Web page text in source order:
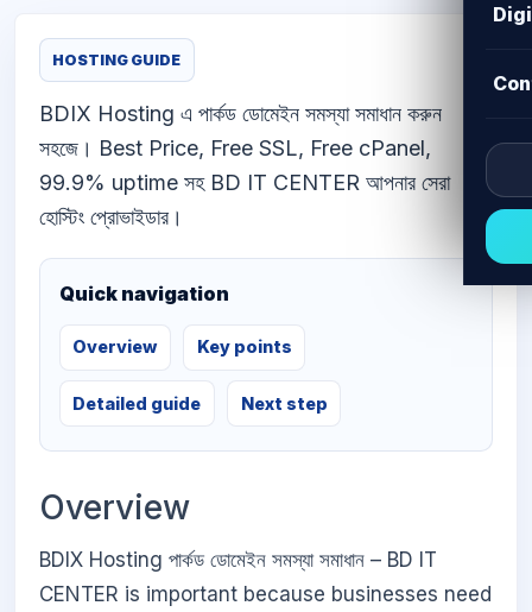
HOSTING GUIDE
BDIX Hosting এ পার্কড ডোমেইন সমস্যা সমাধান করুন
সহজে। Best Price, Free SSL, Free cPanel,
99.9% uptime সহ BD IT CENTER আপনার সেরা
হোস্টিং প্রোভাইডার।
Quick navigation
Overview Key points
Detailed guide Next step
Overview
BDIX Hosting পার্কড ডোমেইন সমস্যা সমাধান – BD IT
CENTER is important because businesses need